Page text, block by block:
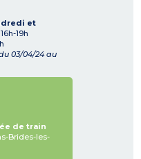
et
19h
03/04/24 au
de train
Brides-les-